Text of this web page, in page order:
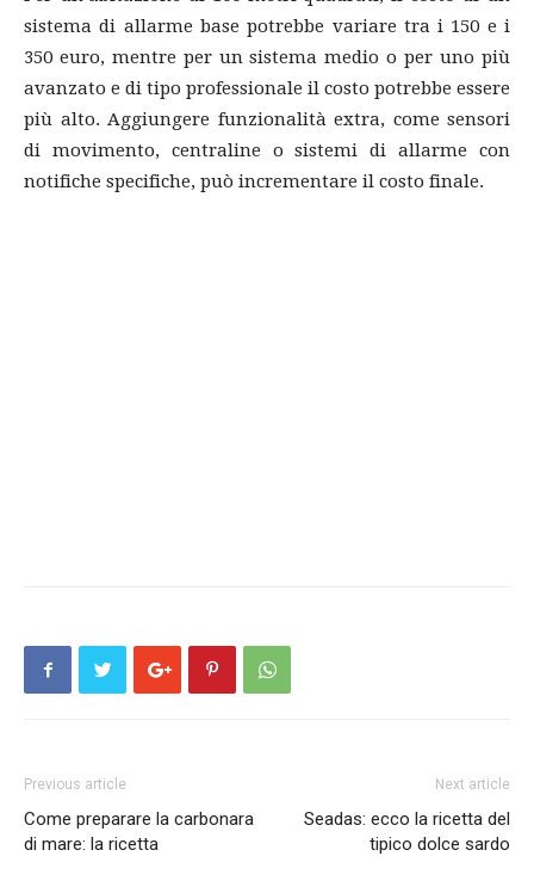
sistema di allarme base potrebbe variare tra i 150 e i
350 euro, mentre per un sistema medio o per uno più
avanzato e di tipo professionale il costo potrebbe essere
più alto. Aggiungere funzionalità extra, come sensori
di movimento, centraline o sistemi di allarme con
notifiche specifiche, può incrementare il costo finale.
Previous article
Come preparare la carbonara
di mare: la ricetta
Next article
Seadas: ecco la ricetta del
tipico dolce sardo